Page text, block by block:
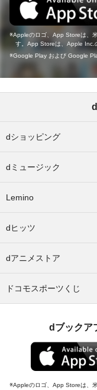
Appleのロゴ、App Storeは、
す。App Storeは、Apple Inc.
Google Play および Google
dショッピング
dミュージック
Lemino
dヒッツ
dアニメストア
ドコモスポーツくじ
dブックア
Appleのロゴ、App Storeは、